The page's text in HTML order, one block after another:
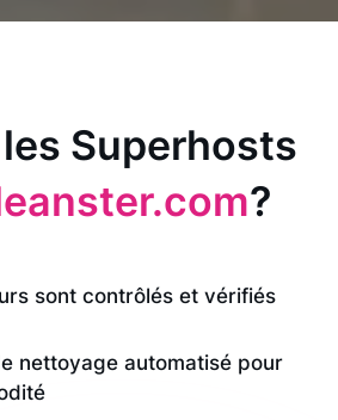
Superhosts
?
sont contrôlés et vérifiés
nettoyage automatisé pour